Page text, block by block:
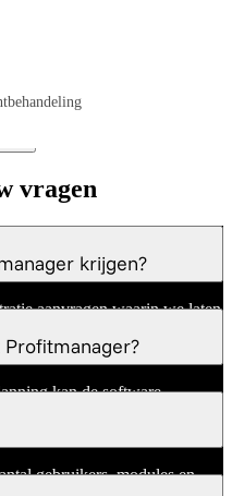
vragen
krijgen?
aanvragen waarin we laten
kan de software
gebruikers, modules en